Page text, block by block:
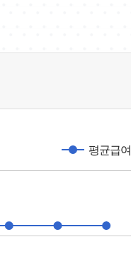
평균급여